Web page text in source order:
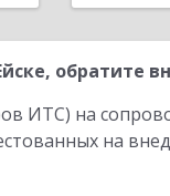
обратите
ИТС) на
на